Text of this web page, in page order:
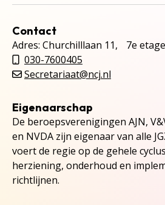
Contact
Adres: Churchilllaan 11, 7e
030-7600405
Secretariaat@ncj.nl
Eigenaarschap
De beroepsverenigingen AJN,
en NVDA zijn eigenaar van alle
voert de regie op de gehele
herziening, onderhoud en
richtlijnen.